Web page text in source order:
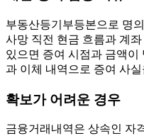
부동산등기부등본으로 명
사망 직전 현금 흐름과 계
있으면 증여 시점과 금액이
과 이체 내역으로 증여 사
확보가 어려운 경우
금융거래내역은 상속인 자